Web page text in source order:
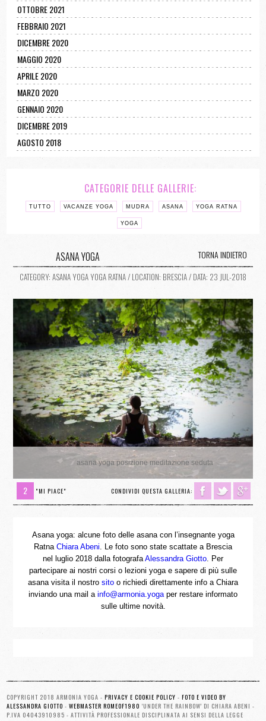
OTTOBRE 2021
FEBBRAIO 2021
DICEMBRE 2020
MAGGIO 2020
APRILE 2020
MARZO 2020
GENNAIO 2020
DICEMBRE 2019
AGOSTO 2018
CATEGORIE DELLE GALLERIE:
TUTTO VACANZE YOGA MUDRA ASANA YOGA RATNA
YOGA
ASANA YOGA TORNA INDIETRO
CATEGORY: ASANA YOGA YOGA RATNA / LOCATION: BRESCIA / DATA: 23 JUL-2018
asana yoga posizione meditazione seduta
2 "MI PIACE" CONDIVIDI QUESTA GALLERIA:
Asana yoga: alcune foto delle asana con l’insegnante yoga
Ratna Chiara Abeni. Le foto sono state scattate a Brescia
nel luglio 2018 dalla fotografaAlessandra Giotto. Per
partecipare ai nostri corsi o lezioni yoga e sapere di più sulle
asana visita il nostro sito o richiedi direttamente info a Chiara
inviando una mail a info@armonia.yogaper restare informato
sulle ultime novità.
COPYRIGHT 2018 ARMONIA YOGA -PRIVACY E COOKIE POLICY -FOTO E VIDEO BY
ALESSANDRA GIOTTO -WEBMASTER ROMEOF1980 'UNDER THE RAINBOW' DI CHIARA ABENI -
P.IVA 04043910985 - ATTIVITÀ PROFESSIONALE DISCIPLINATA AI SENSI DELLA LEGGE